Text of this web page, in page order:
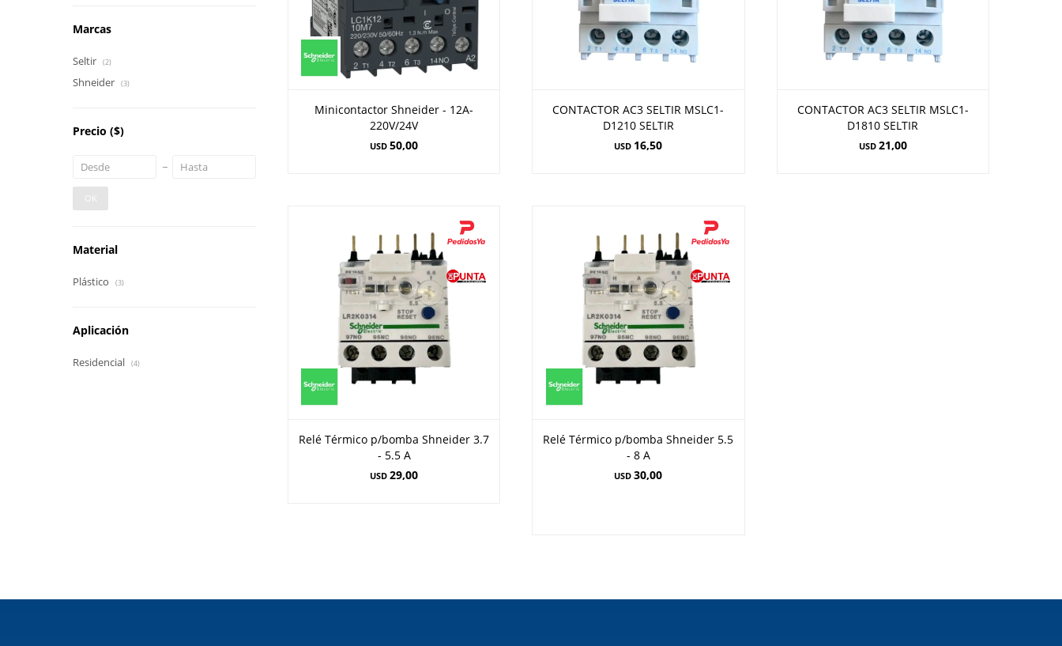
Minicontactor Shneider - 12A-
220V/24V
USD 50,00
CONTACTOR AC3 SELTIR MSLC1-
D1210 SELTIR
USD 16,50
CONTACTOR AC3 SELTIR MSLC1-
D1810 SELTIR
USD 21,00
Relé Térmico p/bomba Shneider 3.7
- 5.5 A
USD 29,00
Relé Térmico p/bomba Shneider 5.5
- 8 A
USD 30,00
Marcas
Seltir (2)
Shneider (3)
Precio ($)
OK
Material
Plástico (3)
Aplicación
Residencial (4)